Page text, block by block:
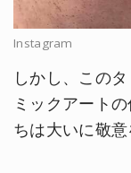
Instagram
しかし、この
ミックアート
ちは大いに敬意